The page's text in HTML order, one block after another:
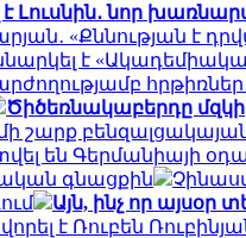
Լուսնին․ նոր
«Քննության է
է
Ծիծեռնակաբերդը
շարք
են Գերմանիայի
գնացքին
Այն, ինչ որ այսօր
է Ռուբեն